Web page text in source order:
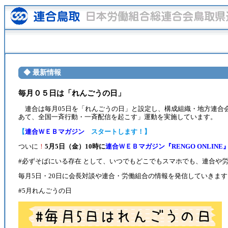
◆ 最新情報
毎月０５日は「れんごうの日」
連合は毎月05日を「れんごうの日」と設定し、構成組織・地方連
あて、全国一斉行動・一斉配信を起こす」運動を実施しています。
【連合ＷＥＢマガジン スタートします！】
ついに ！ 5月5日（金）10時に連合ＷＥＢマガジン『RENGO ONLINE
#必ずそばにいる存在 として、いつでもどこでもスマホでも、連合や
毎月5日・20日に会長対談や連合・労働組合の情報を発信していきま
#5月れんごうの日